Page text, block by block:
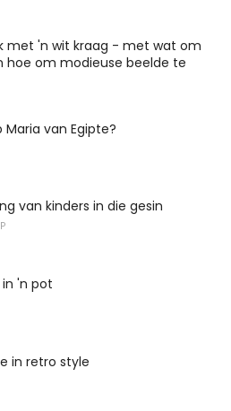
met 'n wit kraag - met wat om
hoe om modieuse beelde te
Maria van Egipte?
van kinders in die gesin
'n pot
in retro style